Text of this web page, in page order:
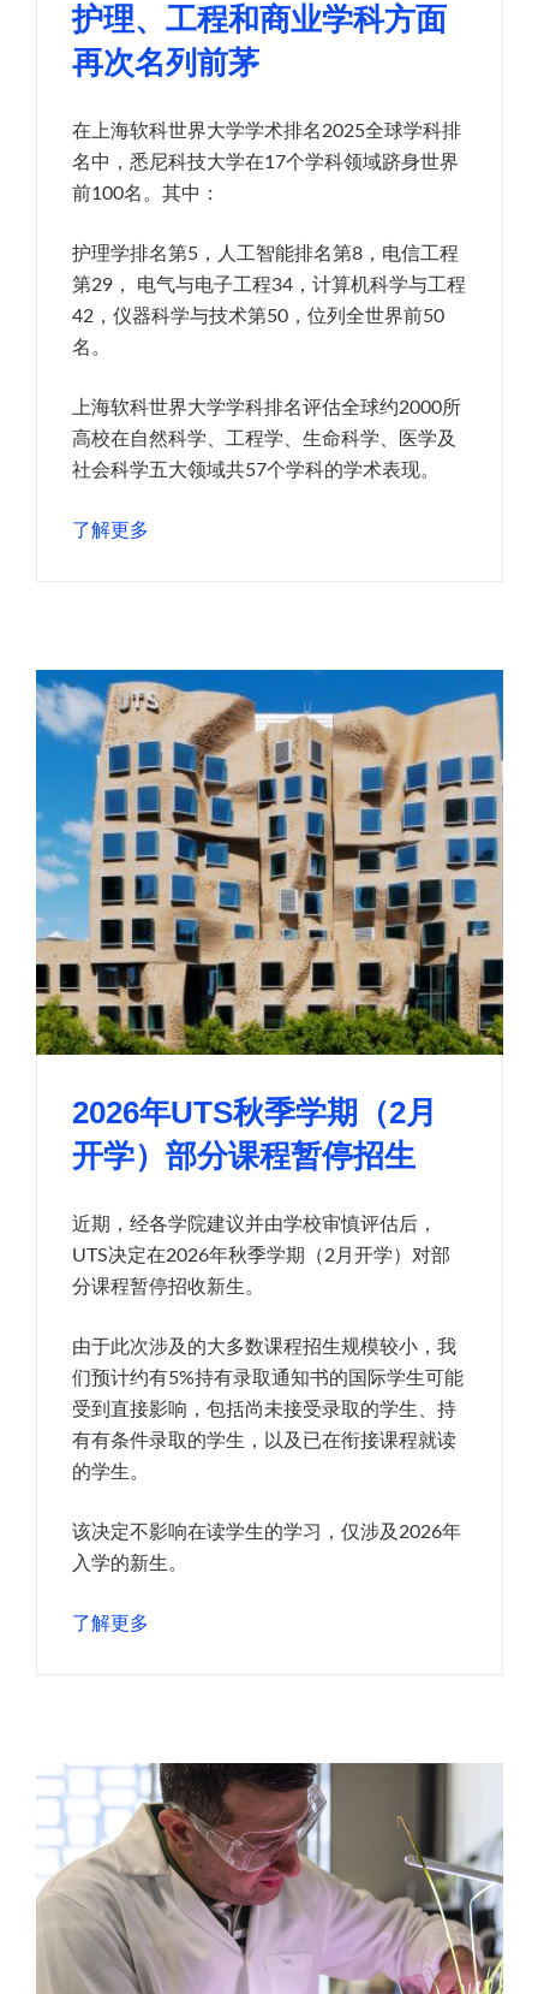
护理、工程和商业学科方面
再次名列前茅
在上海软科世界大学学术排名2025全球学科排
名中，悉尼科技大学在17个学科领域跻身世界
前100名。其中：
护理学排名第5，人工智能排名第8，电信工程
第29， 电气与电子工程34，计算机科学与工程
42，仪器科学与技术第50，位列全世界前50
名。
上海软科世界大学学科排名评估全球约2000所
高校在自然科学、工程学、生命科学、医学及
社会科学五大领域共57个学科的学术表现。
了解更多
2026年UTS秋季学期（2月
开学）部分课程暂停招生
近期，经各学院建议并由学校审慎评估后，
UTS决定在2026年秋季学期（2月开学）对部
分课程暂停招收新生。
由于此次涉及的大多数课程招生规模较小，我
们预计约有5%持有录取通知书的国际学生可能
受到直接影响，包括尚未接受录取的学生、持
有有条件录取的学生，以及已在衔接课程就读
的学生。
该决定不影响在读学生的学习，仅涉及2026年
入学的新生。
了解更多